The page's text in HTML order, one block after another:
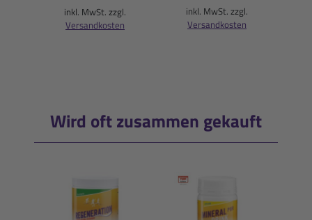
inkl. MwSt. zzgl.
Versandkosten
inkl. MwSt. zzgl.
Versandkosten
Wird oft zusammen gekauft